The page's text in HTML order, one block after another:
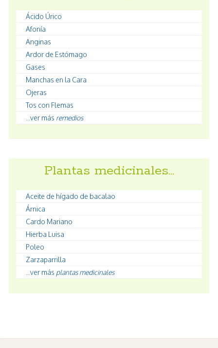
Ácido Úrico
Afonía
Anginas
Ardor de Estómago
Gases
Manchas en la Cara
Ojeras
Tos con Flemas
...ver más remedios
Plantas medicinales…
Aceite de hígado de bacalao
Árnica
Cardo Mariano
Hierba Luisa
Poleo
Zarzaparrilla
...ver más plantas medicinales